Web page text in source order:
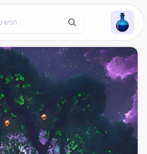
Wallpaper Alchemy